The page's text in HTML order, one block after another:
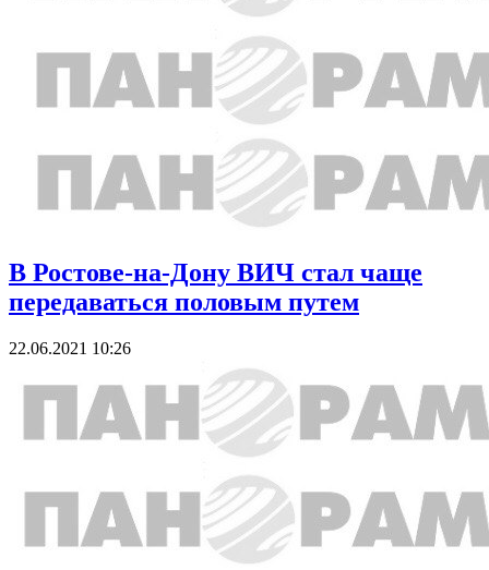
В Ростове-на-Дону ВИЧ стал чаще
передаваться половым путем
22.06.2021 10:26